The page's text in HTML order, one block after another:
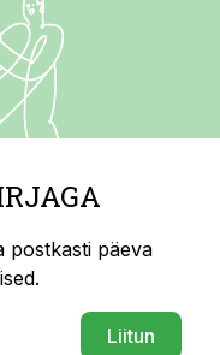
postkasti päeva
Liitun